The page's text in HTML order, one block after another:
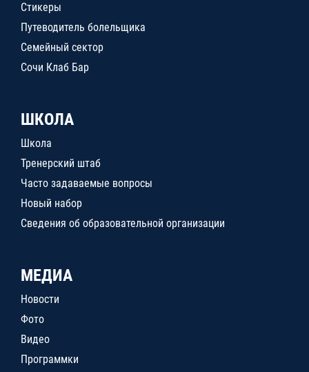
Стикеры
Путеводитель болельщика
Семейный сектор
Сочи Клаб Бар
ШКОЛА
Школа
Тренерский штаб
Часто задаваемые вопросы
Новый набор
Сведения об образовательной организации
МЕДИА
Новости
Фото
Видео
Программки